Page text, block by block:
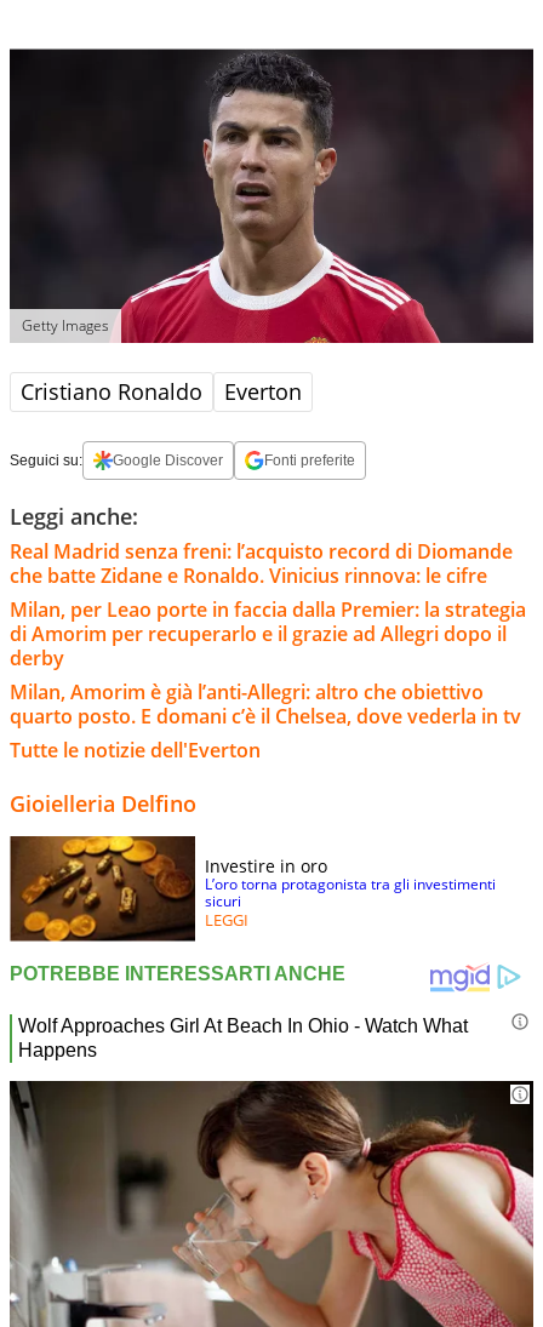
Getty Images
Cristiano Ronaldo Everton
Seguici su: Google Discover Fonti preferite
Leggi anche:
Real Madrid senza freni: l’acquisto record di Diomande
che batte Zidane e Ronaldo. Vinicius rinnova: le cifre
Milan, per Leao porte in faccia dalla Premier: la strategia
di Amorim per recuperarlo e il grazie ad Allegri dopo il
derby
Milan, Amorim è già l’anti-Allegri: altro che obiettivo
quarto posto. E domani c’è il Chelsea, dove vederla in tv
Tutte le notizie dell'Everton
Gioielleria Delfino
Investire in oro
L’oro torna protagonista tra gli investimenti
sicuri
LEGGI